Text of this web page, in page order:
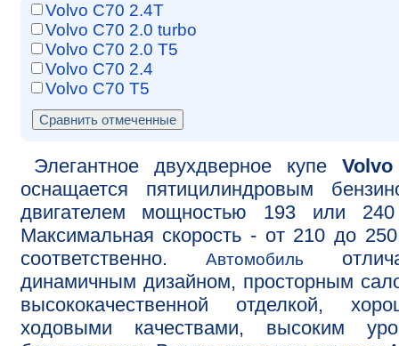
Volvo C70 2.4T
Volvo C70 2.0 turbo
Volvo C70 2.0 T5
Volvo C70 2.4
Volvo C70 T5
Элегантное двухдверное купе
оснащается пятицилиндровым
двигателем мощностью 193 или
Максимальная скорость - от 210 до
соответственно.
Автомобиль
динамичным дизайном, просторным
высококачественной отделкой,
ходовыми качествами, высоким